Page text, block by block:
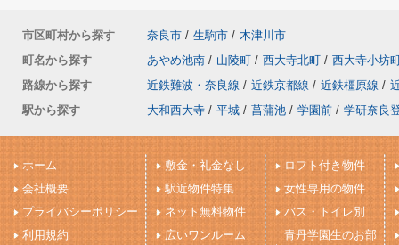
市区町村から探す 奈良市 / 生駒市 / 木津川市
町名から探す
あやめ池南 / 山陵町 / 西大寺北町 / 西大寺小坊
路線から探す
近鉄難波・奈良線 / 近鉄京都線 / 近鉄橿原線 /
駅から探す
大和西大寺 / 平城 / 菖蒲池 / 学園前 / 学研奈良
ホーム
会社概要
プライバシーポリシー
利用規約
敷金・礼金なし
駅近物件特集
ネット無料物件
広いワンルーム
ロフト付き物件
女性専用の物件
バス・トイレ別
青丹学園生のお部